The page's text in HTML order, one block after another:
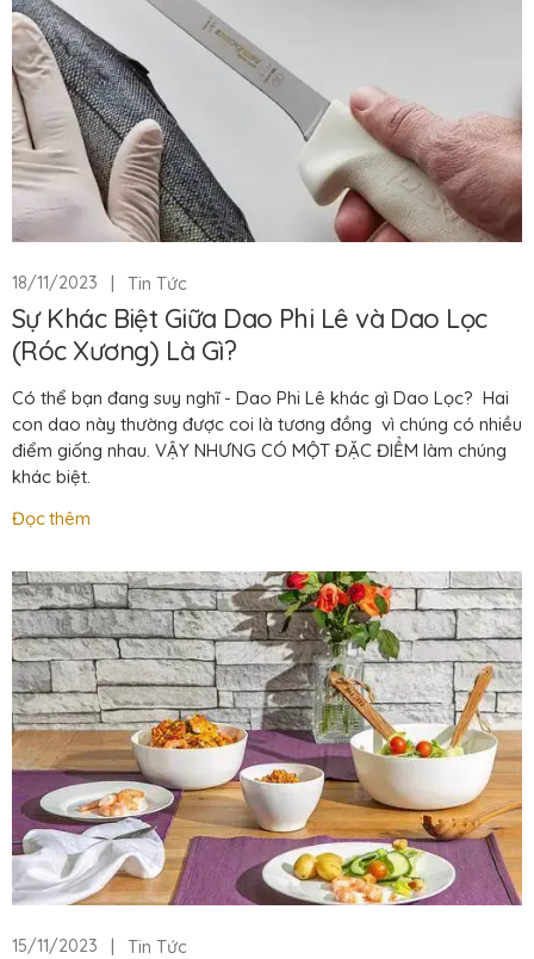
18/11/2023 | Tin Tức
Sự Khác Biệt Giữa Dao Phi Lê và Dao Lọc
(Róc Xương) Là Gì?
Có thể bạn đang suy nghĩ - Dao Phi Lê khác gì Dao Lọc? Hai
con dao này thường được coi là tương đồng vì chúng có nhiều
điểm giống nhau. VẬY NHƯNG CÓ MỘT ĐẶC ĐIỂM làm chúng
khác biệt.
Đọc thêm
15/11/2023 | Tin Tức